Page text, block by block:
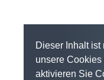
Dieser Inhalt ist
unsere
aktivieren Sie